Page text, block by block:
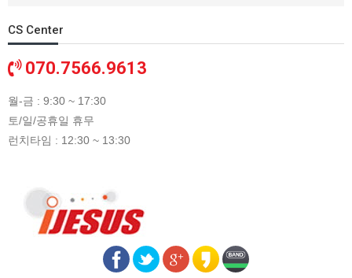
CS Center
070.7566.9613
월-금 : 9:30 ~ 17:30
토/일/공휴일 휴무
런치타임 : 12:30 ~ 13:30